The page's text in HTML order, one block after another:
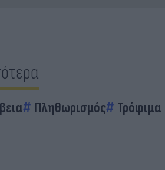
Πληθωρισμός Τρόφιμα